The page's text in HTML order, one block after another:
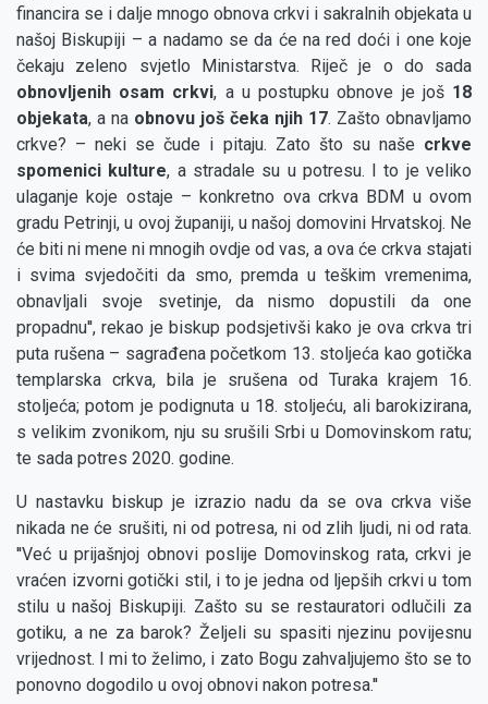
financira se i dalje mnogo obnova crkvi i sakralnih objekata u
našoj Biskupiji – a nadamo se da će na red doći i one koje
čekaju zeleno svjetlo Ministarstva. Riječ je o do sada
obnovljenih osam crkvi, a u postupku obnove je još 18
objekata, a na obnovu još čeka njih 17. Zašto obnavljamo
crkve? – neki se čude i pitaju. Zato što su naše crkve
spomenici kulture, a stradale su u potresu. I to je veliko
ulaganje koje ostaje – konkretno ova crkva BDM u ovom
gradu Petrinji, u ovoj županiji, u našoj domovini Hrvatskoj. Ne
će biti ni mene ni mnogih ovdje od vas, a ova će crkva stajati
i svima svjedočiti da smo, premda u teškim vremenima,
obnavljali svoje svetinje, da nismo dopustili da one
propadnu'', rekao je biskup podsjetivši kako je ova crkva tri
puta rušena – sagrađena početkom 13. stoljeća kao gotička
templarska crkva, bila je srušena od Turaka krajem 16.
stoljeća; potom je podignuta u 18. stoljeću, ali barokizirana,
s velikim zvonikom, nju su srušili Srbi u Domovinskom ratu;
te sada potres 2020. godine.
U nastavku biskup je izrazio nadu da se ova crkva više
nikada ne će srušiti, ni od potresa, ni od zlih ljudi, ni od rata.
''Već u prijašnjoj obnovi poslije Domovinskog rata, crkvi je
vraćen izvorni gotički stil, i to je jedna od ljepših crkvi u tom
stilu u našoj Biskupiji. Zašto su se restauratori odlučili za
gotiku, a ne za barok? Željeli su spasiti njezinu povijesnu
vrijednost. I mi to želimo, i zato Bogu zahvaljujemo što se to
ponovno dogodilo u ovoj obnovi nakon potresa.''